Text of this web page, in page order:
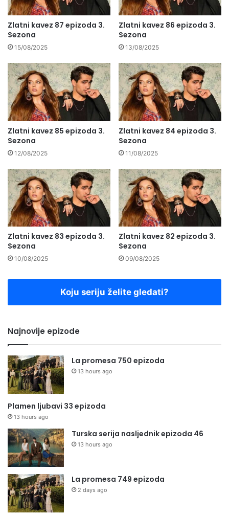
Zlatni kavez 87 epizoda 3.
Sezona
15/08/2025
Zlatni kavez 86 epizoda 3.
Sezona
13/08/2025
Zlatni kavez 85 epizoda 3.
Sezona
12/08/2025
Zlatni kavez 84 epizoda 3.
Sezona
11/08/2025
Zlatni kavez 83 epizoda 3.
Sezona
10/08/2025
Zlatni kavez 82 epizoda 3.
Sezona
09/08/2025
Koju seriju želite gledati?
Najnovije epizode
La promesa 750 epizoda
13 hours ago
Plamen ljubavi 33 epizoda
13 hours ago
Turska serija nasljednik epizoda 46
13 hours ago
La promesa 749 epizoda
2 days ago